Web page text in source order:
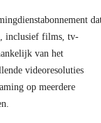
inclusief films, tv-
van het
videoresoluties
op meerdere